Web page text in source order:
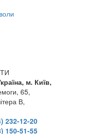
м. Київ,
65,
В,
232-12-20
150-51-55